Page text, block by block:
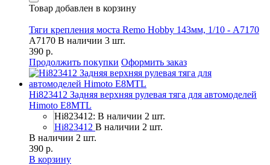
Товар добавлен в корзину
Тяги крепления моста Remo Hobby 143мм, 1/10 - A7170
A7170 В наличии 3 шт.
390 р.
Продолжить покупки Оформить заказ
Hi823412 Задняя верхняя рулевая тяга для автомоделей
Himoto E8MTL
Hi823412: В наличии 2 шт.
Hi823412 В наличии 2 шт.
В наличии 2 шт.
390 р.
В корзину